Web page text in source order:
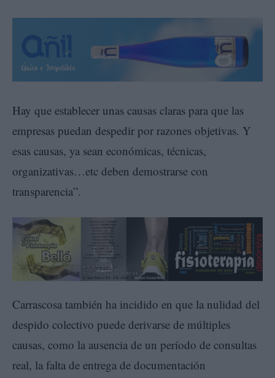
Hay que establecer unas causas claras para que las
empresas puedan despedir por razones objetivas. Y
esas causas, ya sean económicas, técnicas,
organizativas…etc deben demostrarse con
transparencia”.
Carrascosa también ha incidido en que la nulidad del
despido colectivo puede derivarse de múltiples
causas, como la ausencia de un período de consultas
real, la falta de entrega de documentación